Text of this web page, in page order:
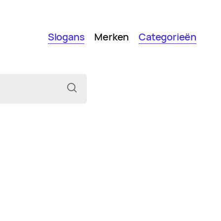
Slogans Merken Categorieën